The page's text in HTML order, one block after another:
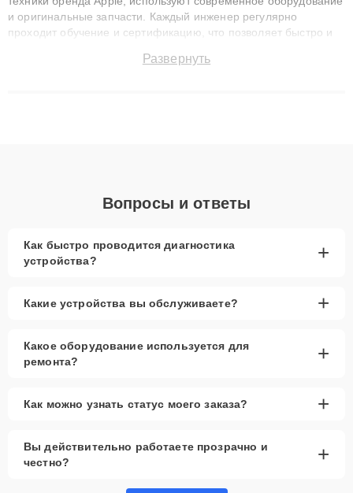
и оригинальные запчасти. Каждый инженер регулярно
проходит обучение и сертификацию, что позволяет быстро и
сохранением гарантии до 3 лет. Наши мастера решают
Развернуть
Вопросы и ответы
Как быстро проводится диагностика
устройства?
+
Какие устройства вы обслуживаете? +
Какое оборудование используется для
ремонта?
+
Как можно узнать статус моего заказа? +
Вы действительно работаете прозрачно и
честно?
+